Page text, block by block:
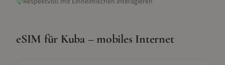
💡
eSIM für Kuba– mobiles Internet